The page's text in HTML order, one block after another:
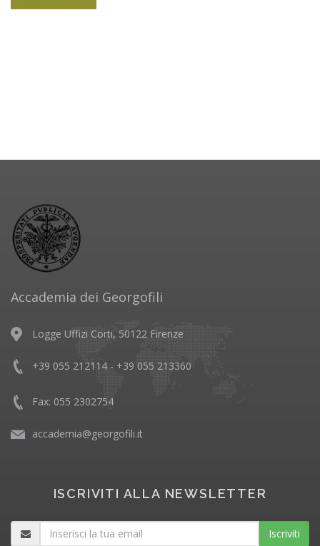
Accademia dei Georgofili
Logge Uffizi Corti, 50122 Firenze
+39 055 212114 - +39 055 213360
Fax: 055 2302754
accademia@georgofili.it
ISCRIVITI ALLA NEWSLETTER
Iscriviti